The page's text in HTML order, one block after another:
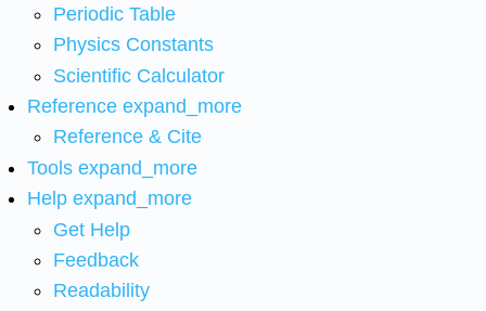
Periodic Table
Physics Constants
Scientific Calculator
Reference expand_more
Reference & Cite
Tools expand_more
Help expand_more
Get Help
Feedback
Readability